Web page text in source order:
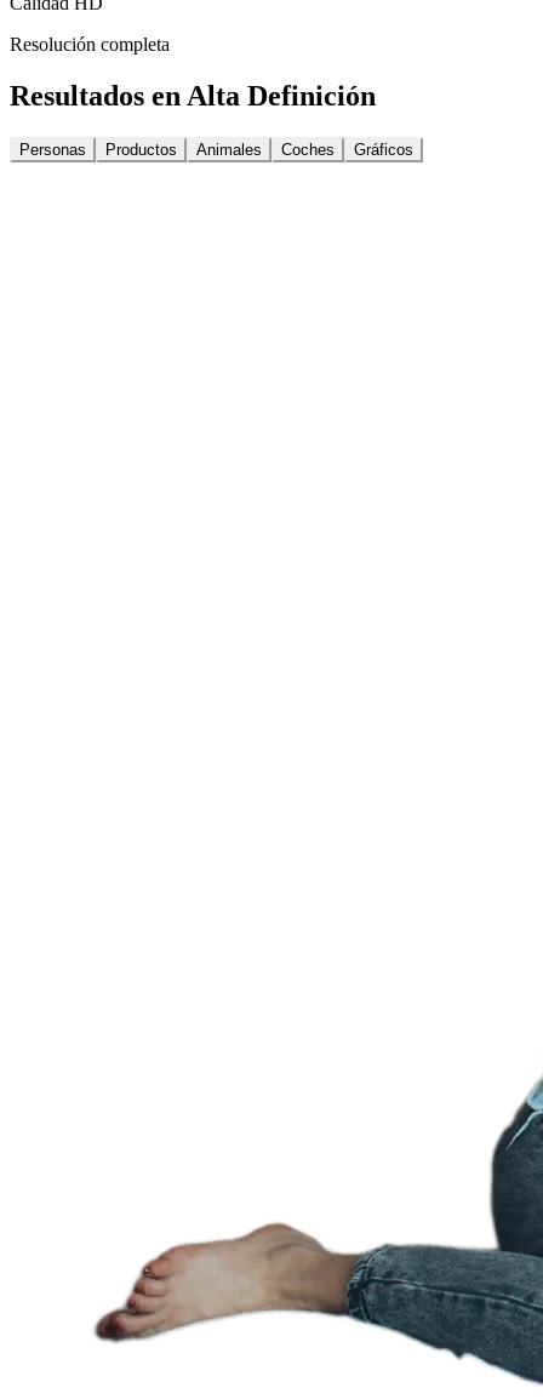
Resolución completa
Resultados en Alta Definición
Personas Productos Animales Coches Gráficos